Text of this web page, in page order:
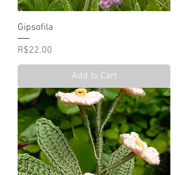
Gipsofila
Price
R$22.00
Add to Cart